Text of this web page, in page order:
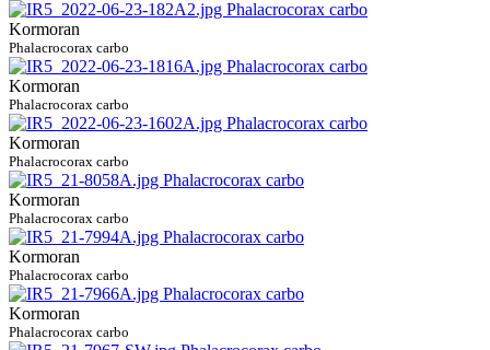
Kormoran
Phalacrocorax carbo
Kormoran
Phalacrocorax carbo
Kormoran
Phalacrocorax carbo
Kormoran
Phalacrocorax carbo
Kormoran
Phalacrocorax carbo
Kormoran
Phalacrocorax carbo